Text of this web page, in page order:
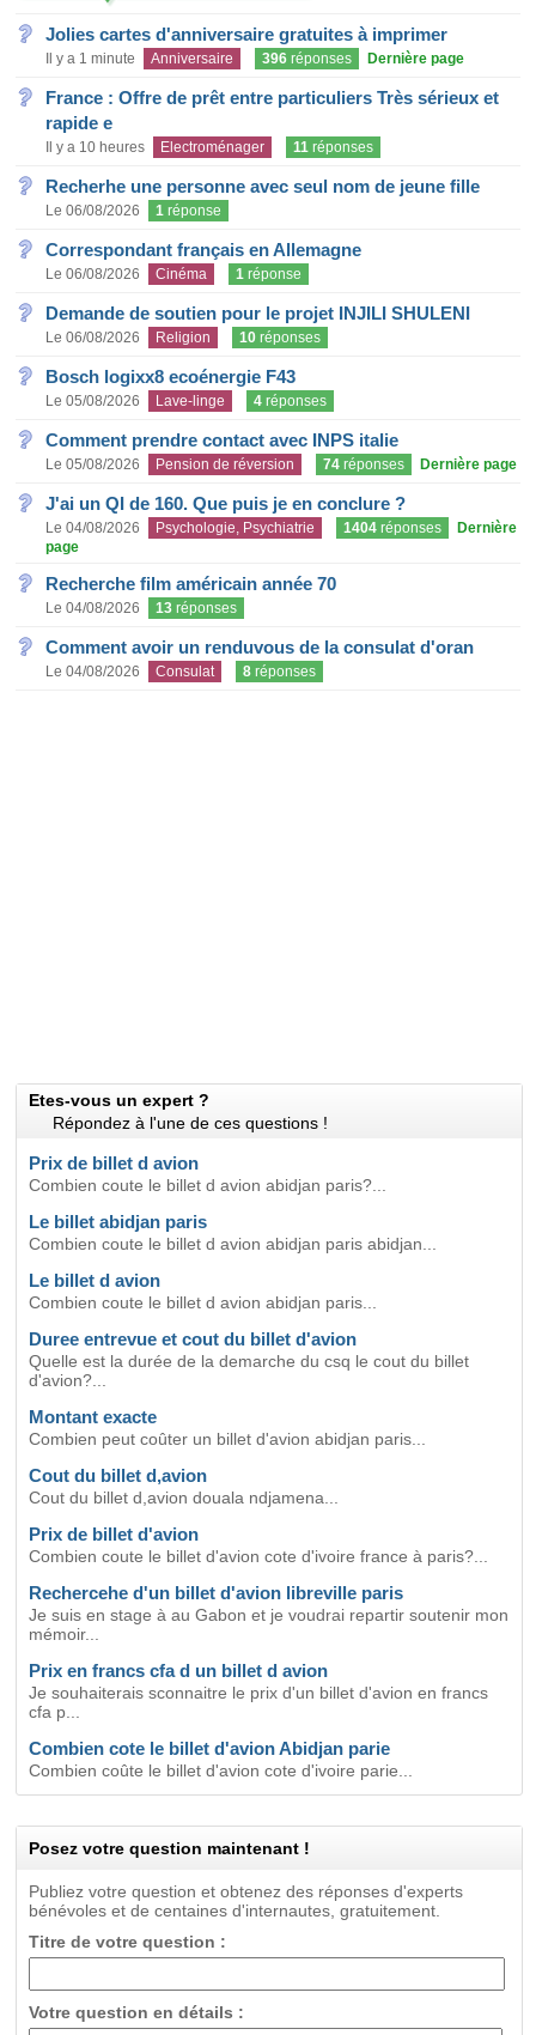
Jolies cartes d'anniversaire gratuites à imprimer
Il y a 1 minute Anniversaire 396 réponses Dernière page
France : Offre de prêt entre particuliers Très sérieux et
rapide e
Il y a 10 heures Electroménager 11 réponses
Recherhe une personne avec seul nom de jeune fille
Le 06/08/2026 1 réponse
Correspondant français en Allemagne
Le 06/08/2026 Cinéma 1 réponse
Demande de soutien pour le projet INJILI SHULENI
Le 06/08/2026 Religion 10 réponses
Bosch logixx8 ecoénergie F43
Le 05/08/2026 Lave-linge 4 réponses
Comment prendre contact avec INPS italie
Le 05/08/2026 Pension de réversion 74 réponses Dernière page
J'ai un QI de 160. Que puis je en conclure ?
Le 04/08/2026 Psychologie, Psychiatrie 1404 réponses
Dernière
page
Recherche film américain année 70
Le 04/08/2026 13 réponses
Comment avoir un renduvous de la consulat d'oran
Le 04/08/2026 Consulat 8 réponses
Etes-vous un expert ?
Répondez à l'une de ces questions !
Prix de billet d avion
Combien coute le billet d avion abidjan paris?...
Le billet abidjan paris
Combien coute le billet d avion abidjan paris abidjan...
Le billet d avion
Combien coute le billet d avion abidjan paris...
Duree entrevue et cout du billet d'avion
Quelle est la durée de la demarche du csq le cout du billet
d'avion?...
Montant exacte
Combien peut coûter un billet d'avion abidjan paris...
Cout du billet d,avion
Cout du billet d,avion douala ndjamena...
Prix de billet d'avion
Combien coute le billet d'avion cote d'ivoire france à paris?...
Rechercehe d'un billet d'avion libreville paris
Je suis en stage à au Gabon et je voudrai repartir soutenir mon
mémoir...
Prix en francs cfa d un billet d avion
Je souhaiterais sconnaitre le prix d'un billet d'avion en francs
cfa p...
Combien cote le billet d'avion Abidjan parie
Combien coûte le billet d'avion cote d'ivoire parie...
Posez votre question maintenant !
Publiez votre question et obtenez des réponses d'experts
bénévoles et de centaines d'internautes, gratuitement.
Titre de votre question :
Votre question en détails :